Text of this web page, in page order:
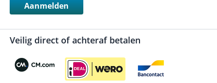
Aanmelden
Veilig direct of achteraf betalen